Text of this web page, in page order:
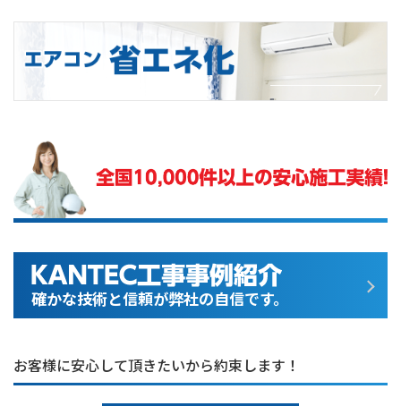
確かな技術と信頼が弊社の自信です。
お客様に安心して頂きたいから約束します！